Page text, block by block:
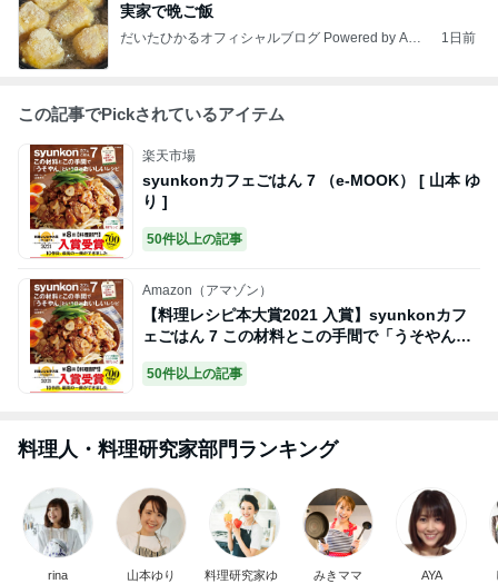
実家で晩ご飯
だいたひかるオフィシャルブログ Powered by Ame
1日前
この記事でPickされているアイテム
楽天市場
syunkonカフェごはん 7 （e-MOOK） [ 山本 ゆ
り ]
50件以上の記事
Amazon（アマゾン）
【料理レシピ本大賞2021 入賞】syunkonカフ
ェごはん 7 この材料とこの手間で「うそやん」
というほどおいしいレシピ (e-MOOK)
50件以上の記事
料理人・料理研究家部門ランキング
rina 山本ゆり
料理研究家ゆ
みきママ AYA